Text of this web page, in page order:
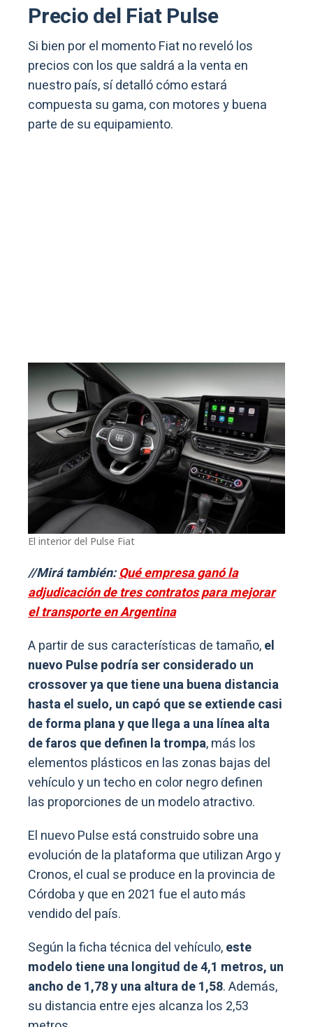
Precio del Fiat Pulse
Si bien por el momento Fiat no reveló los
precios con los que saldrá a la venta en
nuestro país, sí detalló cómo estará
compuesta su gama, con motores y buena
parte de su equipamiento.
El interior del Pulse Fiat
//Mirá también:Qué empresa ganó la
adjudicación de tres contratos para mejorar
el transporte en Argentina
A partir de sus características de tamaño,el
nuevo Pulse podría ser considerado un
crossover ya que tiene una buena distancia
hasta el suelo, un capó que se extiende casi
de forma plana y que llega a una línea alta
de faros que definen la trompa, más los
elementos plásticos en las zonas bajas del
vehículo y un techo en color negro definen
las proporciones de un modelo atractivo.
El nuevo Pulse está construido sobre una
evolución de la plataforma que utilizan Argo y
Cronos, el cual se produce en la provincia de
Córdoba y que en 2021 fue el auto más
vendido del país.
Según la ficha técnica del vehículo,este
modelo tiene una longitud de 4,1 metros, un
ancho de 1,78 y una altura de 1,58. Además,
su distancia entre ejes alcanza los 2,53